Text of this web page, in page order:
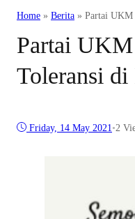
Home » Berita » Partai UKM
Partai
Toleransi
Friday, 14 May 2021 •2